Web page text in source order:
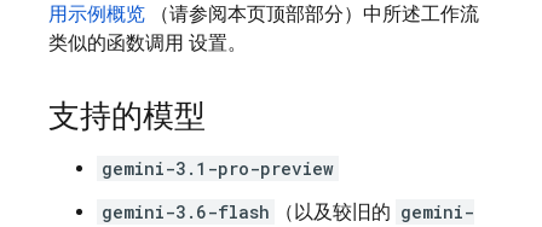
用示例概览 （请参阅本页顶部部分）中所述工作流
类似的函数调用 设置。
支持的模型
gemini-3.1-pro-preview
gemini-3.6-flash
（以及较旧的 gemini-